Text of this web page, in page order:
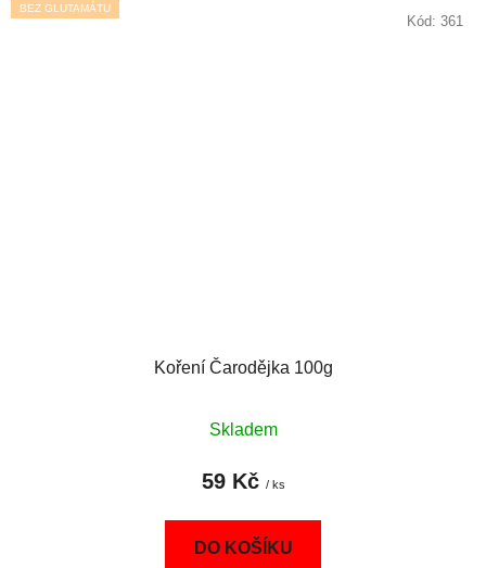
BEZ GLUTAMÁTU
Koření Čarodějka 100g
Skladem
59 Kč / ks
DO KOŠÍKU
Kód: 361